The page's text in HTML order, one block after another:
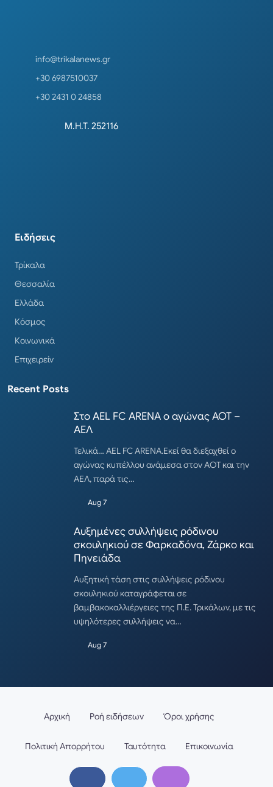
info@trikalanews.gr
+30 6987510037
+30 2431 0 24858
Μ.Η.Τ. 252116
Ειδήσεις
Τρίκαλα
Θεσσαλία
Ελλάδα
Κόσμος
Κοινωνικά
Επιχειρείν
Recent Posts
Στο AEL FC ARENA ο αγώνας ΑΟΤ –
ΑΕΛ
Τελικά… AEL FC ARENA.Εκεί θα διεξαχθεί ο
αγώνας κυπέλλου ανάμεσα στον ΑΟΤ και την
ΑΕΛ, παρά τις…
Aug 7
Αυξημένες συλλήψεις ρόδινου
σκουληκιού σε Φαρκαδόνα, Ζάρκο και
Πηνειάδα
Αυξητική τάση στις συλλήψεις ρόδινου
σκουληκιού καταγράφεται σε
βαμβακοκαλλιέργειες της Π.Ε. Τρικάλων, με τις
υψηλότερες συλλήψεις να…
Aug 7
Αρχική Ροή ειδήσεων Όροι χρήσης
Πολιτική Απορρήτου Ταυτότητα Επικοινωνία